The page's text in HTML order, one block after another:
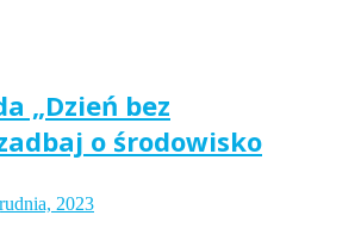
„Dzień bez
o środowisko
2023